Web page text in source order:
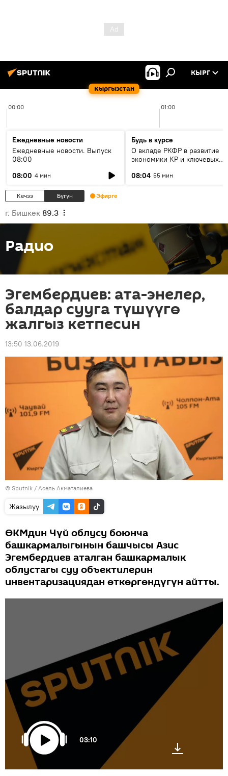
Кыргызстан
КЫРГ
00:00 01:00
Ежедневные новости
Ежедневные новости. Выпуск
08:00
08:00 4 мин
Будь в курсе
О вкладе РКФР в развитие
экономики КР и ключевых
08:04 55 мин
Кечээ Бүгүн Эфирге
г. Бишкек 89.3
Радио
Эгембердиев: ата-энелер,
балдар сууга түшүүгө
жалгыз кетпесин
13:50 13.06.2019
© Sputnik / Асель Акматалиева
Жазылуу
ӨКМдин Чүй облусу боюнча
башкармалыгынын башчысы Азис
Эгембердиев аталган башкармалык
облустагы суу объектилерин
инвентаризациядан өткөргөндүгүн айтты.
03:10